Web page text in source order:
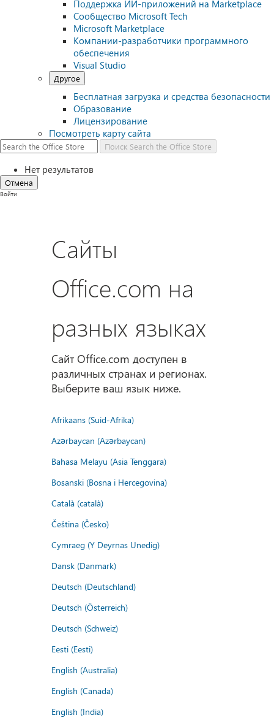
Поддержка ИИ-приложений на Marketplace
Сообщество Microsoft Tech
Microsoft Marketplace
Компании-разработчики программного
обеспечения
Visual Studio
Другое
Бесплатная загрузка и средства безопасности
Образование
Лицензирование
Посмотреть карту сайта
Поиск Search the Office Store
Нет результатов
Отмена
Войти
Сайты
Office.com на
разных языках
Сайт Office.com доступен в
различных странах и регионах.
Выберите ваш язык ниже.
Afrikaans (Suid-Afrika)
Azərbaycan (Azərbaycan)
Bahasa Melayu (Asia Tenggara)
Bosanski (Bosna i Hercegovina)
Català (català)
Čeština (Česko)
Cymraeg (Y Deyrnas Unedig)
Dansk (Danmark)
Deutsch (Deutschland)
Deutsch (Österreich)
Deutsch (Schweiz)
Eesti (Eesti)
English (Australia)
English (Canada)
English (India)